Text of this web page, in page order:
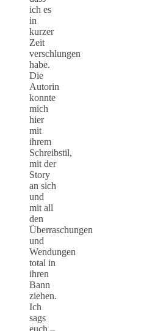
ich es
in
kurzer
Zeit
verschlungen
habe.
Die
Autorin
konnte
mich
hier
mit
ihrem
Schreibstil,
mit der
Story
an sich
und
mit all
den
Überraschungen
und
Wendungen
total in
ihren
Bann
ziehen.
Ich
sags
euch –